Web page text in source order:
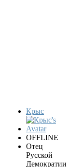
Крыс
OFFLINE
Отец
Русской
Демократии